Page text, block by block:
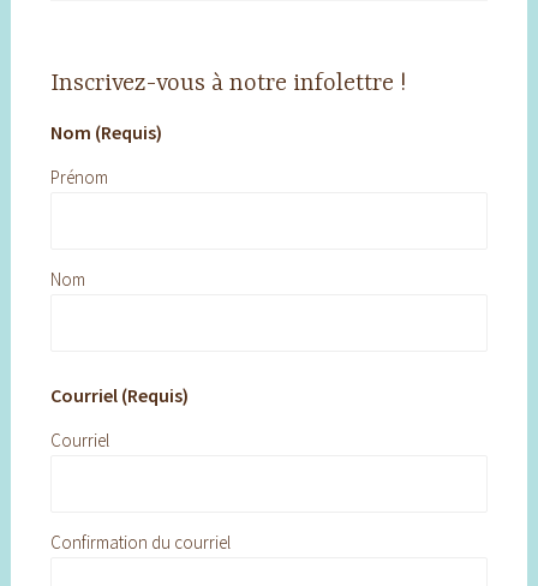
Inscrivez-vous à notre infolettre !
Nom (Requis)
Prénom
Nom
Courriel (Requis)
Courriel
Confirmation du courriel